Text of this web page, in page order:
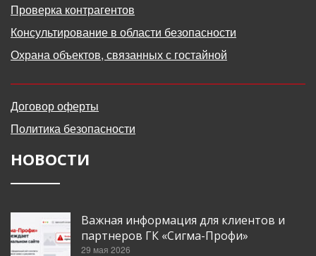
Проверка контрагентов
Консультирование в области безопасности
Охрана объектов, связанных с гостайной
Договор оферты
Политика безопасности
НОВОСТИ
Важная информация для клиентов и
партнеров ГК «Сигма-Профи»
29 мая 2026